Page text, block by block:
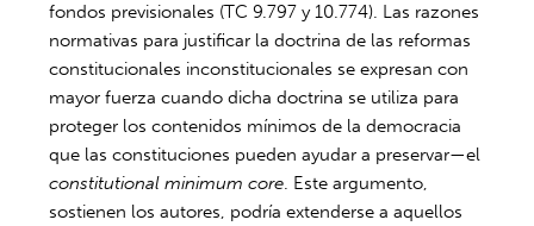
fondos previsionales (TC 9.797 y 10.774). Las razones
normativas para justificar la doctrina de las reformas
constitucionales inconstitucionales se expresan con
mayor fuerza cuando dicha doctrina se utiliza para
proteger los contenidos mínimos de la democracia
que las constituciones pueden ayudar a preservar—el
constitutional minimum core. Este argumento,
sostienen los autores, podría extenderse a aquellos